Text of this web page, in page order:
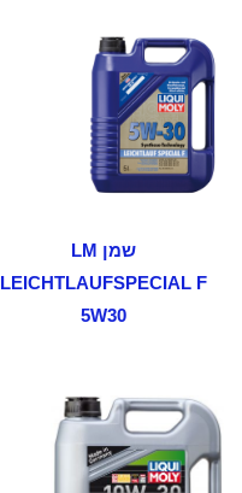
שמן LM
LEICHTLAUFSPECIAL F
5W30